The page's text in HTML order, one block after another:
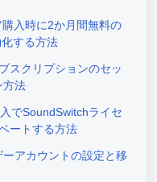
入時に2か月間無料の
する方法
スクリプションのセッ
方法
でSoundSwitchライセ
ートする方法
アカウントの設定と移